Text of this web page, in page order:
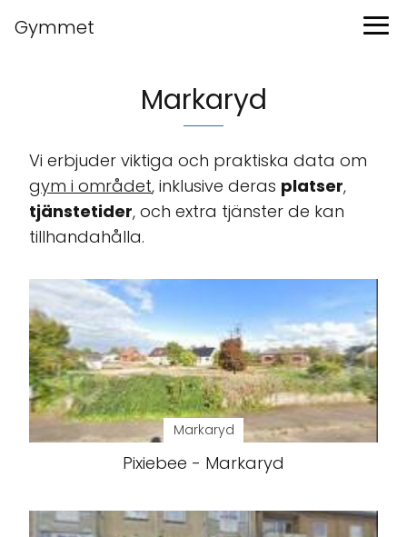
Gymmet
Markaryd
Vi erbjuder viktiga och praktiska data om
gym i området, inklusive deras platser,
tjänstetider, och extra tjänster de kan
tillhandahålla.
Markaryd
Pixiebee - Markaryd